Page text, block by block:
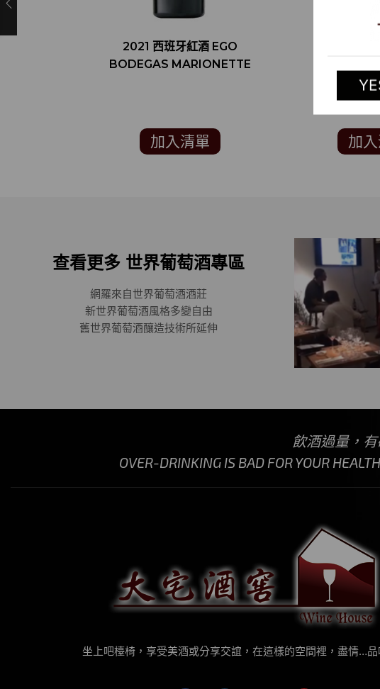
2021 西班牙紅酒 EGO
BODEGAS MARIONETTE
加入清單 加
查看更多 世界葡萄酒專區
網羅來自世界葡萄酒酒莊
新世界葡萄酒風格多變自由
舊世界葡萄酒釀造技術所延伸
飲酒過量，
OVER-DRINKING IS BAD FOR YOUR
坐上吧檯椅，享受美酒或分享交誼，在這樣的空間裡，盡情…品